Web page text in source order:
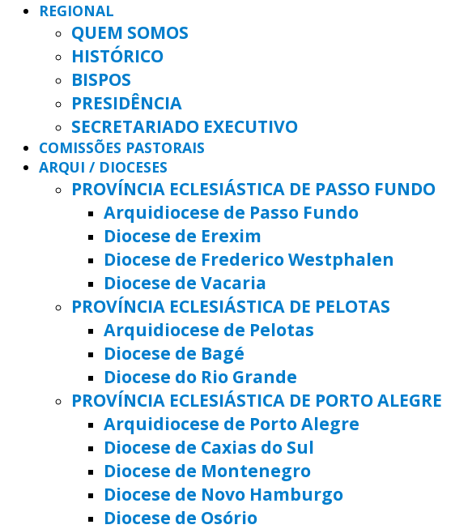
REGIONAL
QUEM SOMOS
HISTÓRICO
BISPOS
PRESIDÊNCIA
SECRETARIADO EXECUTIVO
COMISSÕES PASTORAIS
ARQUI / DIOCESES
PROVÍNCIA ECLESIÁSTICA DE PASSO FUNDO
Arquidiocese de Passo Fundo
Diocese de Erexim
Diocese de Frederico Westphalen
Diocese de Vacaria
PROVÍNCIA ECLESIÁSTICA DE PELOTAS
Arquidiocese de Pelotas
Diocese de Bagé
Diocese do Rio Grande
PROVÍNCIA ECLESIÁSTICA DE PORTO ALEGRE
Arquidiocese de Porto Alegre
Diocese de Caxias do Sul
Diocese de Montenegro
Diocese de Novo Hamburgo
Diocese de Osório